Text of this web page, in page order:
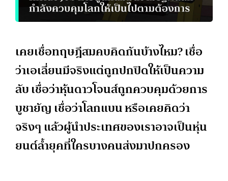
เคยเชื่อทฤษฎีสมคบคิดกันบ้างไหม? เชื่อ
ว่าเอเลี่ยนมีจริงแต่ถูกปกปิดให้เป็นความ
ลับ เชื่อว่าหุ้นดาวโจนส์ถูกควบคุมด้วยการ
บูชายัญ เชื่อว่าโลกแบน หรือเคยคิดว่า
จริงๆ แล้วผู้นำประเทศของเราอาจเป็นหุ่น
ยนต์ล้ำยุคที่ใครบางคนส่งมาปกครอง